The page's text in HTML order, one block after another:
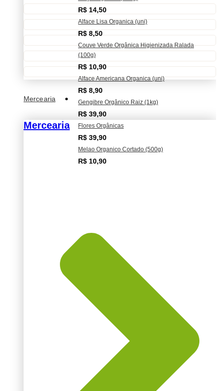
R$ 14,50
Alface Lisa Organica (uni)
R$8,50
Couve Verde Orgânica Higienizada Ralada
(100g)
R$10,90
Alface Americana Organica (uni)
R$ 8,90
Gengibre Orgânico Raiz (1kg)
R$ 39,90
Flores Orgânicas
R$ 39,90
Melao Organico Cortado (500g)
R$ 10,90
Mercearia
Mercearia